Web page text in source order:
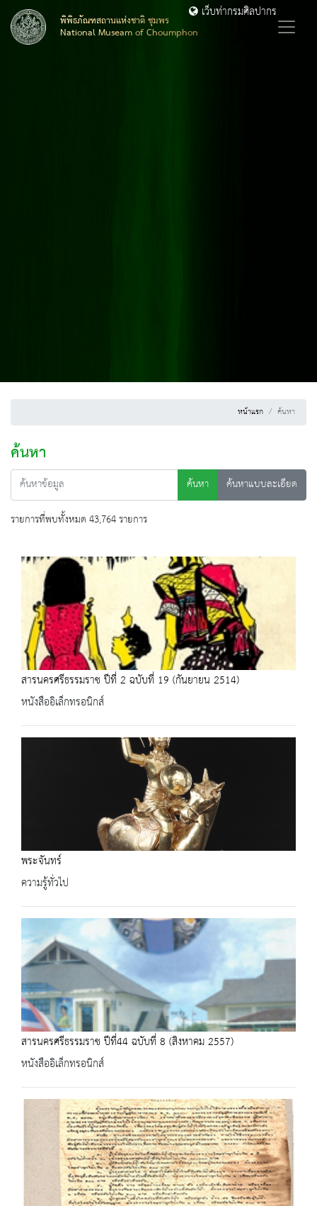
พิพิธภัณฑสถานแห่งชาติ ชุมพร
National Museam of Choumphon
เว็บท่ากรมศิลปากร
หน้าแรก ค้นหา
ค้นหา
ค้นหา
ค้นหาแบบละเอียด
รายการที่พบทั้งหมด 43,764 รายการ
สารนครศรีธรรมราช ปีที่ 2 ฉบับที่ 19 (กันยายน 2514)
หนังสืออิเล็กทรอนิกส์
พระจันทร์
ความรู้ทั่วไป
สารนครศรีธรรมราช ปีที่44 ฉบับที่ 8 (สิงหาคม 2557)
หนังสืออิเล็กทรอนิกส์